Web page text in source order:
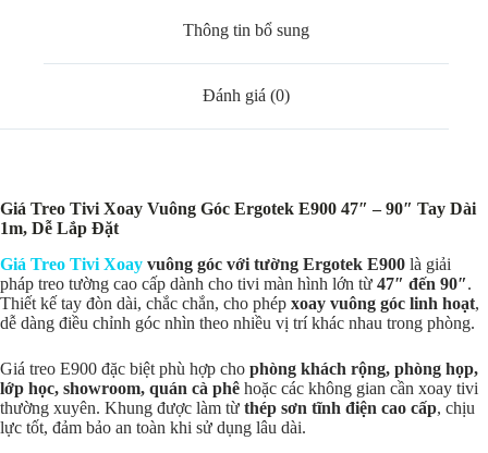
Thông tin bổ sung
Đánh giá (0)
Giá Treo Tivi Xoay Vuông Góc Ergotek E900 47″ – 90″ Tay Dài
1m, Dễ Lắp Đặt
Giá Treo Tivi Xoay vuông góc với tường Ergotek E900 là giải
pháp treo tường cao cấp dành cho tivi màn hình lớn từ 47″ đến 90″.
Thiết kế tay đòn dài, chắc chắn, cho phép xoay vuông góc linh hoạt,
dễ dàng điều chỉnh góc nhìn theo nhiều vị trí khác nhau trong phòng.
Giá treo E900 đặc biệt phù hợp cho phòng khách rộng, phòng họp,
lớp học, showroom, quán cà phê hoặc các không gian cần xoay tivi
thường xuyên. Khung được làm từ thép sơn tĩnh điện cao cấp, chịu
lực tốt, đảm bảo an toàn khi sử dụng lâu dài.